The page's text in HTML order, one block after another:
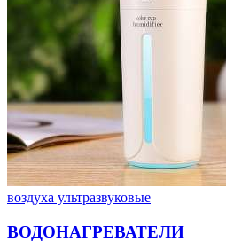
воздуха ультразвуковые
ВОДОНАГРЕВАТЕЛИ